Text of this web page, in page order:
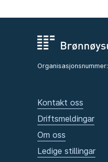
Organisasjonsnummer:
Kontakt oss
Driftsmeldingar
Om oss
Ledige stillingar